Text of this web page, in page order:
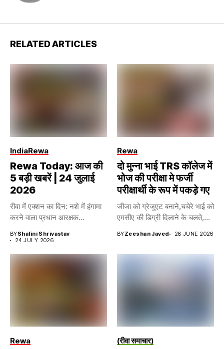
RELATED ARTICLES
IndiaRewa
Rewa Today: आज की
5 बड़ी खबरें | 24 जुलाई
2026
रीवा में एक्शन का दिन: नशे में हंगामा
करने वाला प्रधान आरक्षक...
BYShalini Shrivastav
24 JULY 2026
Rewa
दो मुन्ना भाई TRS कॉलेज में
भोज की परीक्षा मे फर्जी
परीक्षार्थी के रूप में पकड़े गए
जीजा को ग्रेजुएट बनाने,चचेरे भाई को
एमसीए की डिग्री दिलाने के चलते,...
BYZeeshan Javed 28 JUNE 2026
Rewa (रीवा समाचार)